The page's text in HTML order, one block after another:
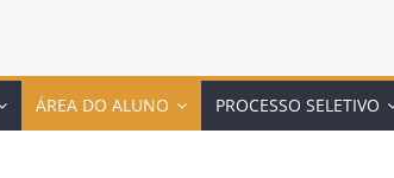
ÁREA DO ALUNO PROCESSO SELETIVO